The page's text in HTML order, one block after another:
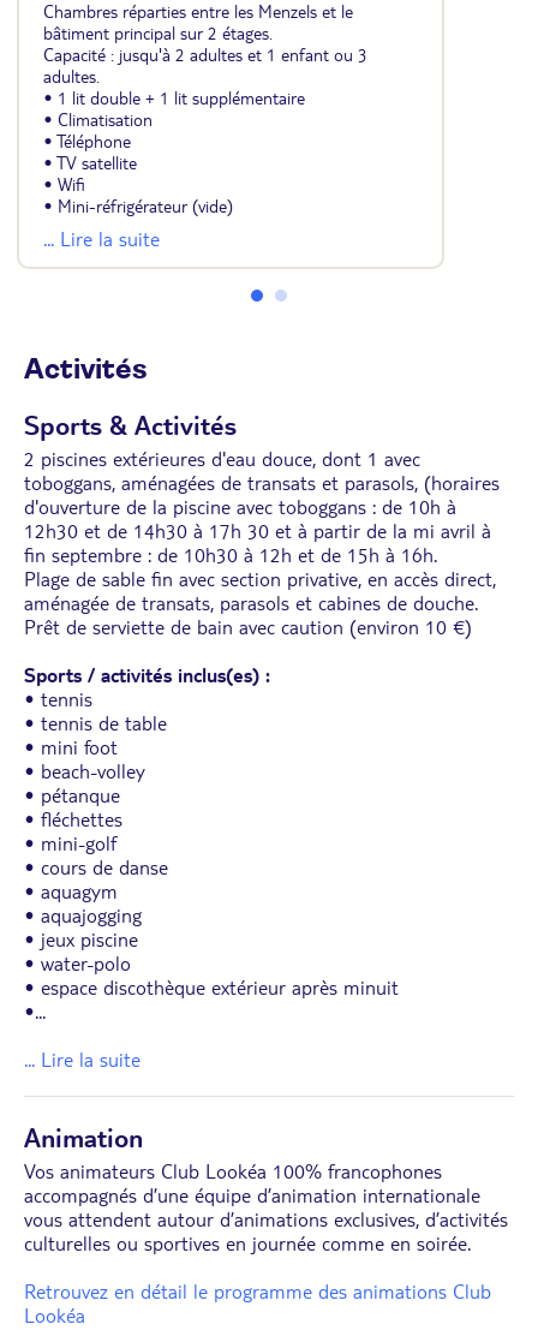
Chambres réparties entre les Menzels et le
bâtiment principal sur 2 étages.
Capacité : jusqu'à 2 adultes et 1 enfant ou 3
adultes.
• 1 lit double + 1 lit supplémentaire
• Climatisation
• Téléphone
• TV satellite
• Wifi
• Mini-réfrigérateur (vide)
• Salle de bains avec douche et sèche-cheveux
• Coffre-fort (payant : 5 dinars / jour soit environ
1,50 euros / jour)
... Lire la suite
Activités
Sports & Activités
2 piscines extérieures d'eau douce, dont 1 avec
toboggans, aménagées de transats et parasols, (horaires
d'ouverture de la piscine avec toboggans : de 10h à
12h30 et de 14h30 à 17h 30 et à partir de la mi avril à
fin septembre : de 10h30 à 12h et de 15h à 16h.
Plage de sable fin avec section privative, en accès direct,
aménagée de transats, parasols et cabines de douche.
Prêt de serviette de bain avec caution (environ 10 €)
Sports / activités inclus(es) :
• tennis
• tennis de table
• mini foot
• beach-volley
• pétanque
• fléchettes
• mini-golf
• cours de danse
• aquagym
• aquajogging
• jeux piscine
• water-polo
• espace discothèque extérieur après minuit
•...
... Lire la suite
Animation
Vos animateurs Club Lookéa 100% francophones
accompagnés d’une équipe d’animation internationale
vous attendent autour d’animations exclusives, d’activités
culturelles ou sportives en journée comme en soirée.
Retrouvez en détail le programme des animations Club
Lookéa